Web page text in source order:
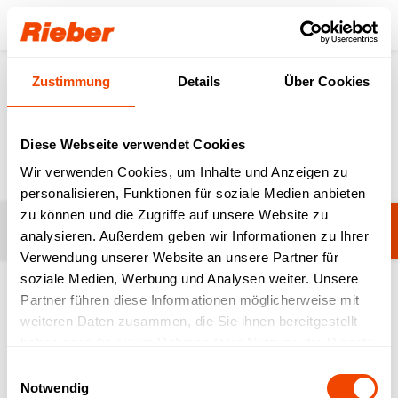
Zustimmung Details Über Cookies
Diese Webseite verwendet Cookies
Wir verwenden Cookies, um Inhalte und Anzeigen zu
personalisieren, Funktionen für soziale Medien anbieten
zu können und die Zugriffe auf unsere Website zu
analysieren. Außerdem geben wir Informationen zu Ihrer
Verwendung unserer Website an unsere Partner für
soziale Medien, Werbung und Analysen weiter. Unsere
Partner führen diese Informationen möglicherweise mit
weiteren Daten zusammen, die Sie ihnen bereitgestellt
Notwendig
Login
Speisenverteilung
Systemgeschirr
Noch keine Filter ausgewählt. Filter
1-20 von 29 Produkten